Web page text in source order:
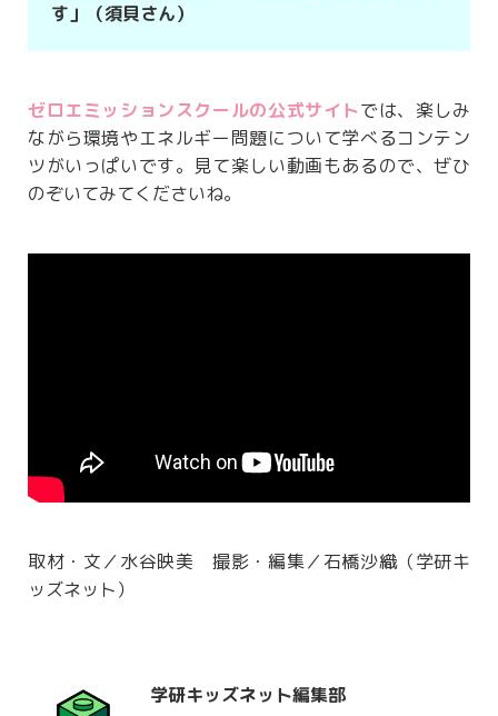
す」（須貝さん）
ゼロエミッションスクールの公式サイトでは、楽しみ
ながら環境やエネルギー問題について学べるコンテン
ツがいっぱいです。見て楽しい動画もあるので、ぜひ
のぞいてみてくださいね。
取材・文／水谷映美 撮影・編集／石橋沙織（学研キ
ッズネット）
学研キッズネット編集部